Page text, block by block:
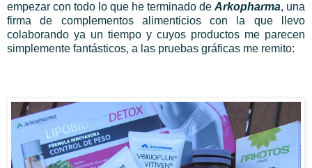
empezar con todo lo que he terminado de Arkopharma, una
firma de complementos alimenticios con la que llevo
colaborando ya un tiempo y cuyos productos me parecen
simplemente fantásticos, a las pruebas gráficas me remito: